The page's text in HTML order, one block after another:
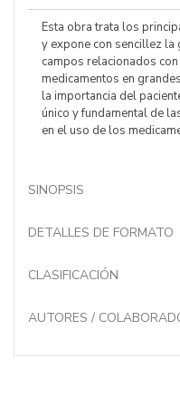
Esta obra trata los
y expone con sencillez
campos relacionados
medicamentos en
la importancia del
único y fundamental de
en el uso de los
SINOPSIS
DETALLES DE FORMATO
CLASIFICACIÓN
AUTORES /